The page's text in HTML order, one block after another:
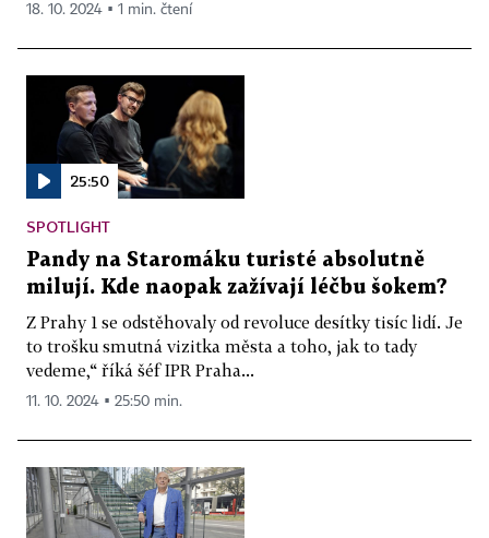
18. 10. 2024 ▪ 1 min. čtení
25:50
SPOTLIGHT
Pandy na Staromáku turisté absolutně
milují. Kde naopak zažívají léčbu šokem?
Z Prahy 1 se odstěhovaly od revoluce desítky tisíc lidí. Je
to trošku smutná vizitka města a toho, jak to tady
vedeme,“ říká šéf IPR Praha...
11. 10. 2024 ▪ 25:50 min.